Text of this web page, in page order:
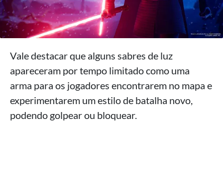
Vale destacar que alguns sabres de luz
apareceram por tempo limitado como uma
arma para os jogadores encontrarem no mapa e
experimentarem um estilo de batalha novo,
podendo golpear ou bloquear.